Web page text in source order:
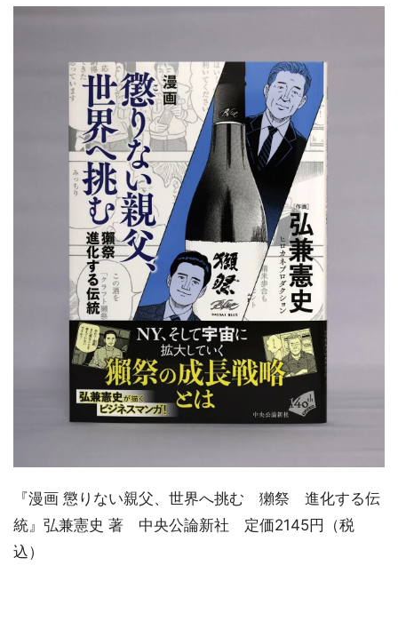
『漫画 懲りない親父、世界へ挑む 獺祭 進化する伝
統』弘兼憲史 著 中央公論新社 定価2145円（税
込）